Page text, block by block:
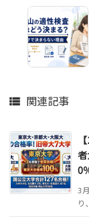
 関連記事
0
3
り